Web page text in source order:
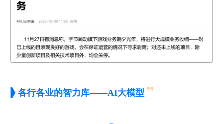
各行各业的智力库——AI大模型